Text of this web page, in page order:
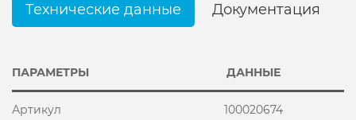
Технические данные Документация
ПАРАМЕТРЫ ДАННЫЕ
Артикул 100020674